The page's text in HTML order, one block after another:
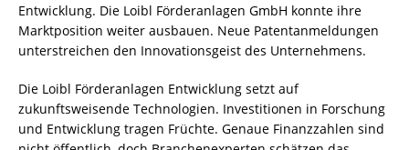
Entwicklung. Die Loibl Förderanlagen GmbH konnte ihre
Marktposition weiter ausbauen. Neue Patentanmeldungen
unterstreichen den Innovationsgeist des Unternehmens.
Die Loibl Förderanlagen Entwicklung setzt auf
zukunftsweisende Technologien. Investitionen in Forschung
und Entwicklung tragen Früchte. Genaue Finanzzahlen sind